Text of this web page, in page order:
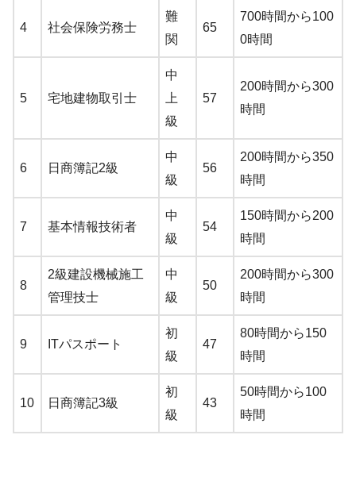
4 社会保険労務士
難
関
65
700時間から100
0時間
5 宅地建物取引士
中
上
級
57
200時間から300
時間
6 日商簿記2級
中
級
56
200時間から350
時間
7 基本情報技術者
中
級
54
150時間から200
時間
8
2級建設機械施工
管理技士
中
級
50
200時間から300
時間
9 ITパスポート
初
級
47
80時間から150
時間
10 日商簿記3級
初
級
43
50時間から100
時間